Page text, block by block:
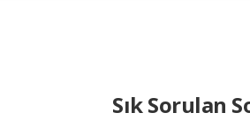
Sık Sorulan